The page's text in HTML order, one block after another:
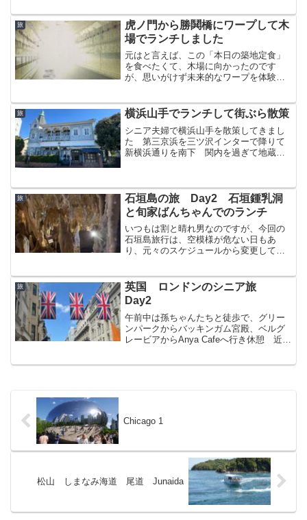
泉もホスピタリ...
旅
虎ノ門から勝鬨橋にワープして木
場でランチしました
元はと言えば、この「本日の築地定食」
を食べたくて、木場に向かったのです
が、思いがけず未来的なワープを体験す
は、全く別次元のものが東京という都市
に同居している楽しさです
旅 横浜山手でランチして街ぶら散策
シニア夫婦で横浜山手を散策してきまし
た 第三京浜を三ツ沢インターで降りて
新横浜通りを南下 関内を過ぎて地蔵坂
旅
石垣島の旅 Day2 石垣鍾乳洞
と旬家ばんちゃんでのランチ
いつもは割と晴れ男なのですが、今回の
石垣島旅行は、空模様が危ない日もあ
り、元々のスケジュールから変更して鍾
旅
英国 ロンドンのシニア旅
Day2
午前中は孫ちゃんたちと徒歩で、グリー
ンパークからバッキンガム宮殿、ベルグ
レービアからAnya Cafeへ行き休憩 近く
Chicago 1
松山 しまなみ海道 尾道 Junaida